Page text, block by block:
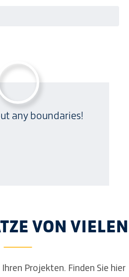
any boundaries!
VON VIELEN
Projekten. Finden Sie hier